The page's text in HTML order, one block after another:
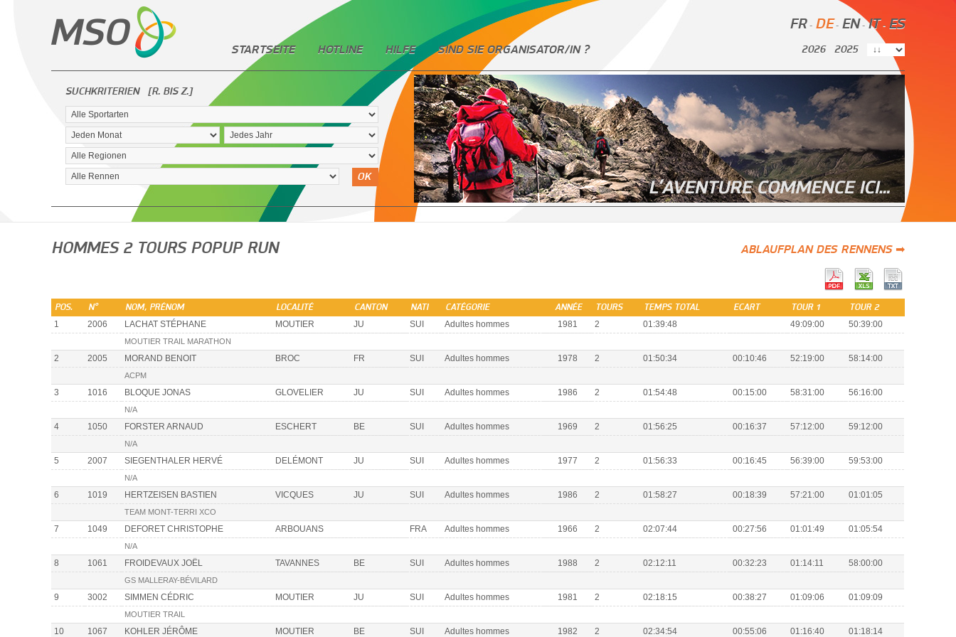
FR- DE- EN- IT - ES
STARTSEITE HOTLINE HILFE SIND SIE ORGANISATOR/IN ? 2026 2025
SUCHKRITERIEN [R. BIS Z.]
OK
ABLAUFPLAN DES RENNENS ➡
HOMMES 2 TOURS POPUP RUN
POS. N° NOM, PRÉNOM LOCALITÉ CANTON NATI CATÉGORIE ANNÉE TOURS TEMPS TOTAL ECART TOUR 1 TOUR 2
1 2006 LACHAT STÉPHANE MOUTIER JU SUI Adultes hommes 1981 2 01:39:48 49:09:00 50:39:00
MOUTIER TRAIL MARATHON
2 2005 MORAND BENOIT BROC FR SUI Adultes hommes 1978 2 01:50:34 00:10:46 52:19:00 58:14:00
ACPM
3 1016 BLOQUE JONAS GLOVELIER JU SUI Adultes hommes 1986 2 01:54:48 00:15:00 58:31:00 56:16:00
N/A
4 1050 FORSTER ARNAUD ESCHERT BE SUI Adultes hommes 1969 2 01:56:25 00:16:37 57:12:00 59:12:00
N/A
5 2007 SIEGENTHALER HERVÉ DELÉMONT JU SUI Adultes hommes 1977 2 01:56:33 00:16:45 56:39:00 59:53:00
N/A
6 1019 HERTZEISEN BASTIEN VICQUES JU SUI Adultes hommes 1986 2 01:58:27 00:18:39 57:21:00 01:01:05
TEAM MONT-TERRI XCO
7 1049 DEFORET CHRISTOPHE ARBOUANS FRA Adultes hommes 1966 2 02:07:44 00:27:56 01:01:49 01:05:54
N/A
8 1061 FROIDEVAUX JOËL TAVANNES BE SUI Adultes hommes 1988 2 02:12:11 00:32:23 01:14:11 58:00:00
GS MALLERAY-BÉVILARD
9 3002 SIMMEN CÉDRIC MOUTIER JU SUI Adultes hommes 1981 2 02:18:15 00:38:27 01:09:06 01:09:09
MOUTIER TRAIL
10 1067 KOHLER JÉRÔME MOUTIER BE SUI Adultes hommes 1982 2 02:34:54 00:55:06 01:16:40 01:18:14